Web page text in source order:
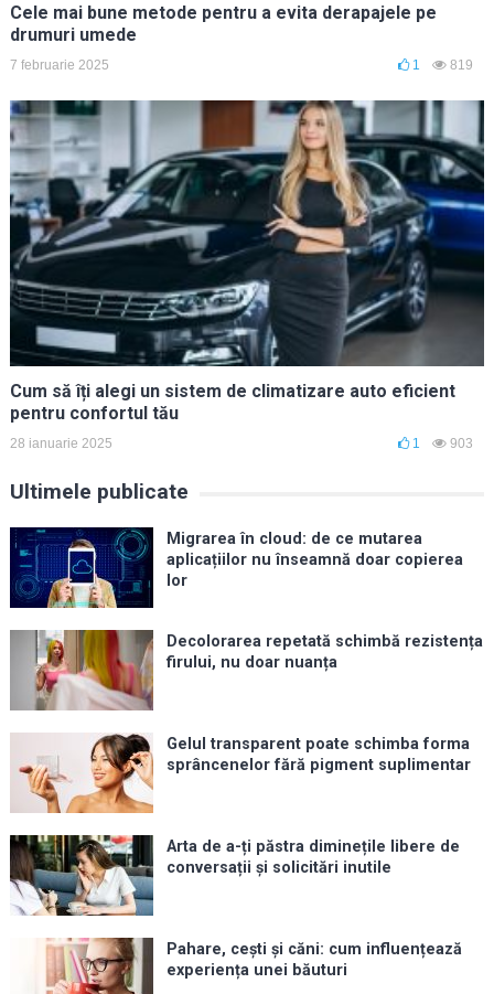
Cele mai bune metode pentru a evita derapajele pe
drumuri umede
7 februarie 2025 1 819
Cum să îți alegi un sistem de climatizare auto eficient
pentru confortul tău
28 ianuarie 2025 1 903
Ultimele publicate
Migrarea în cloud: de ce mutarea
aplicațiilor nu înseamnă doar copierea
lor
Decolorarea repetată schimbă rezistența
firului, nu doar nuanța
Gelul transparent poate schimba forma
sprâncenelor fără pigment suplimentar
Arta de a-ți păstra diminețile libere de
conversații și solicitări inutile
Pahare, cești și căni: cum influențează
experiența unei băuturi